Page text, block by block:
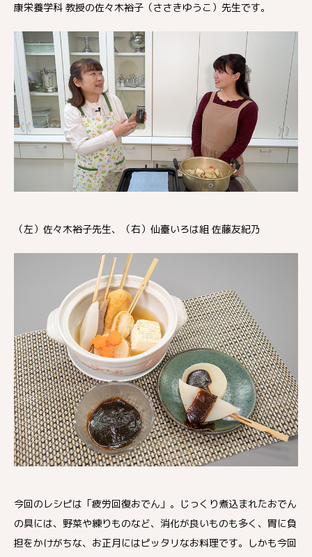
康栄養学科 教授の佐々木裕子（ささきゆうこ）先生です。
（左）佐々木裕子先生、（右）仙臺いろは組 佐藤友紀乃
今回のレシピは「疲労回復おでん」。じっくり煮込まれたおでん
の具には、野菜や練りものなど、消化が良いものも多く、胃に負
担をかけがちな、お正月にはピッタリなお料理です。しかも今回